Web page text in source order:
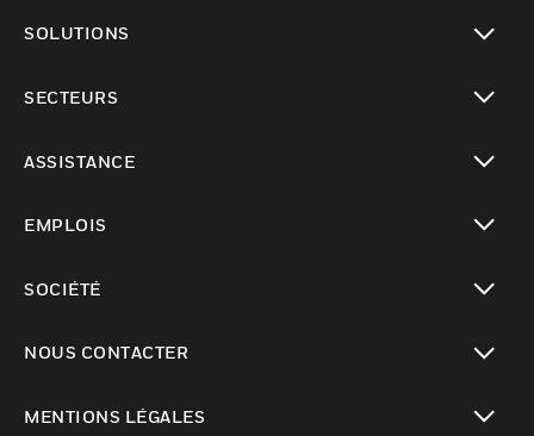
SOLUTIONS
SECTEURS
ASSISTANCE
EMPLOIS
SOCIÉTÉ
NOUS CONTACTER
MENTIONS LÉGALES